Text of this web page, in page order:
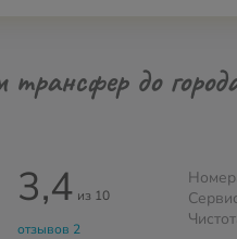
трансфер до
3,4 из 10
отзывов 2